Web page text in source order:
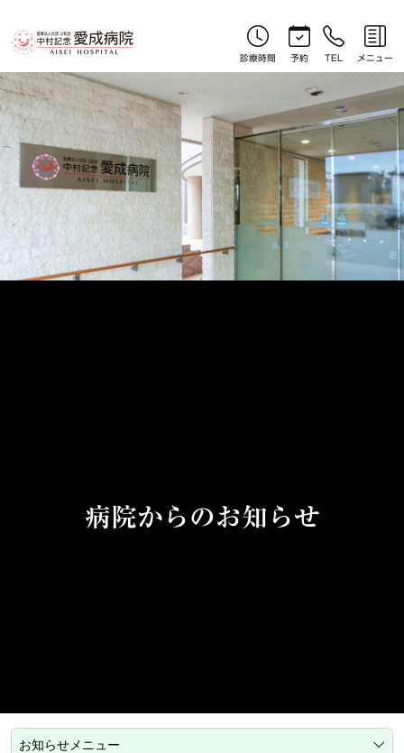
病院からのお知らせ
診療時間 予約 TEL メニュー
お知らせメニュー